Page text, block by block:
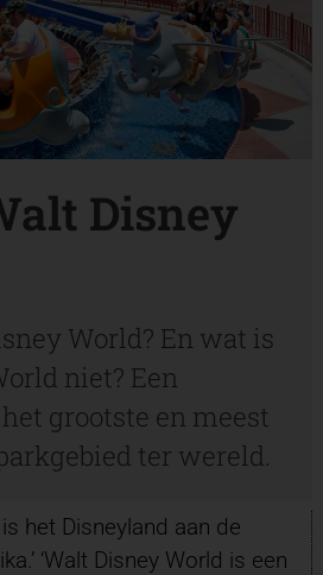
Disney
World? En wat is
niet? Een
grootste en meest
ter wereld.
het Disneyland aan de
‘Walt Disney World is een